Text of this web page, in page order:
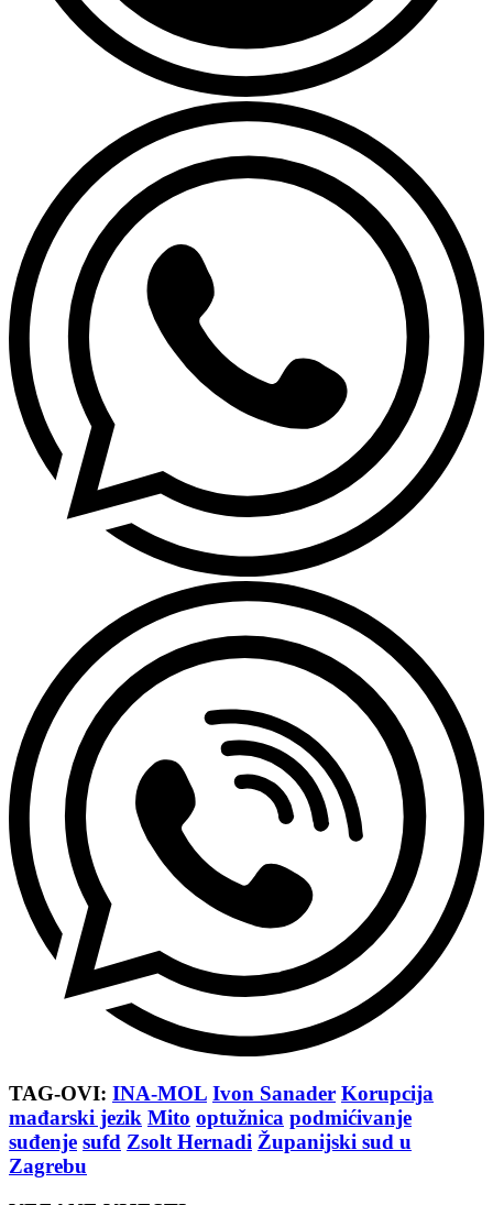
TAG-OVI: INA-MOL Ivon Sanader Korupcija
mađarski jezik Mito optužnica podmićivanje
suđenje sufd Zsolt Hernadi Županijski sud u
Zagrebu